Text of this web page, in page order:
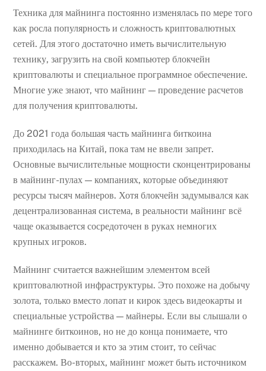
Техника для майнинга постоянно изменялась по мере того
как росла популярность и сложность криптовалютных
сетей. Для этого достаточно иметь вычислительную
технику, загрузить на свой компьютер блокчейн
криптовалюты и специальное программное обеспечение.
Многие уже знают, что майнинг — проведение расчетов
для получения криптовалюты.
До 2021 года большая часть майнинга биткоина
приходилась на Китай, пока там не ввели запрет.
Основные вычислительные мощности сконцентрированы
в майнинг-пулах — компаниях, которые объединяют
ресурсы тысяч майнеров. Хотя блокчейн задумывался как
децентрализованная система, в реальности майнинг всё
чаще оказывается сосредоточен в руках немногих
крупных игроков.
Майнинг считается важнейшим элементом всей
криптовалютной инфраструктуры. Это похоже на добычу
золота, только вместо лопат и кирок здесь видеокарты и
специальные устройства — майнеры. Если вы слышали о
майнинге биткоинов, но не до конца понимаете, что
именно добывается и кто за этим стоит, то сейчас
расскажем. Во-вторых, майнинг может быть источником